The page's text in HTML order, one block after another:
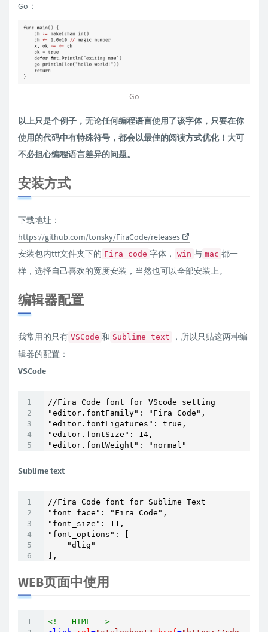
Go：
Go
以上只是个例子，无论任何编程语言使用了该字体，只要在你
使用的代码中有特殊符号，都会以最佳的阅读方式优化！大可
不必担心编程语言差异的问题。
安装方式
下载地址：
https://github.com/tonsky/FiraCode/releases
安装包内ttf文件夹下的 Fira code 字体， win 与 mac 都一
样，选择自己喜欢的宽度安装，当然也可以全部安装上。
编辑器配置
我常用的只有 VSCode 和 Sublime text
，所以只贴这两种编
辑器的配置：
VSCode
//Fira Code font for VScode setting
"editor.fontFamily": "Fira Code",
"editor.fontLigatures": true,
"editor.fontSize": 14,
"editor.fontWeight": "normal"
Sublime text
//Fira Code font for Sublime Text
"font_face": "Fira Code",
"font_size": 11,
"font_options": [
    "dlig"
],
WEB页面中使用
<!-- HTML -->